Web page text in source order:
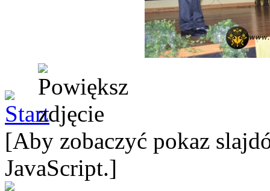
[Aby zobaczyć pokaz
JavaScript.]